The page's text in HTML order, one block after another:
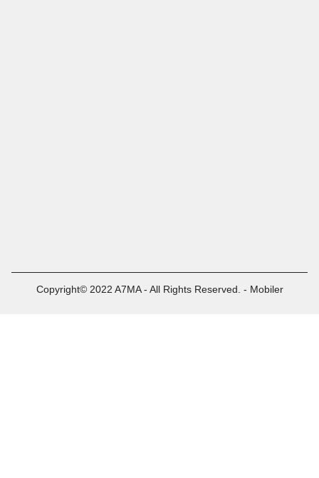
Copyright© 2022 A7MA - All Rights Reserved. - Mobiler